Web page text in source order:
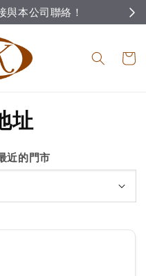
與本公司聯絡！
址
近的門市